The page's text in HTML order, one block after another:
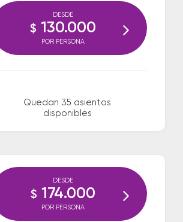
Quedan 35 asientos
disponibles
DESDE
$ 130.000
POR PERSONA
DESDE
$ 174.000
POR PERSONA